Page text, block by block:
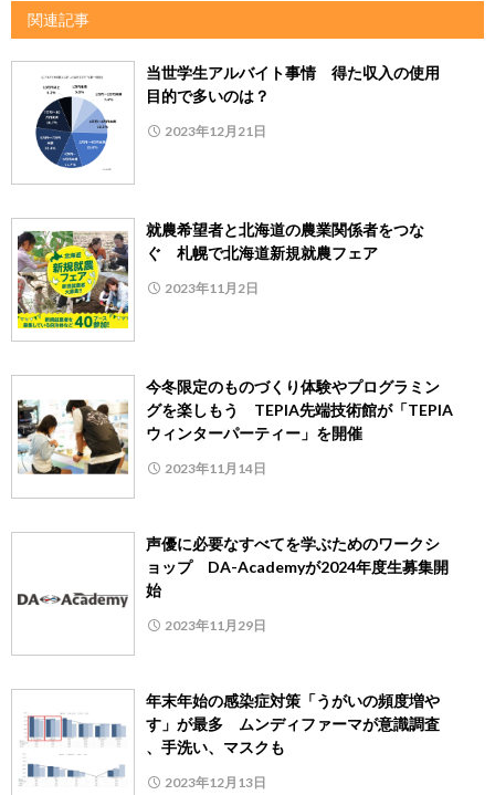
関連記事
当世学生アルバイト事情 得た収入の使用
目的で多いのは？
2023年12月21日
就農希望者と北海道の農業関係者をつな
ぐ 札幌で北海道新規就農フェア
2023年11月2日
今冬限定のものづくり体験やプログラミン
グを楽しもう TEPIA先端技術館が「TEPIA
ウィンターパーティー」を開催
2023年11月14日
声優に必要なすべてを学ぶためのワークシ
ョップ DA-Academyが2024年度生募集開
始
2023年11月29日
年末年始の感染症対策「うがいの頻度増や
す」が最多 ムンディファーマが意識調査
、手洗い、マスクも
2023年12月13日